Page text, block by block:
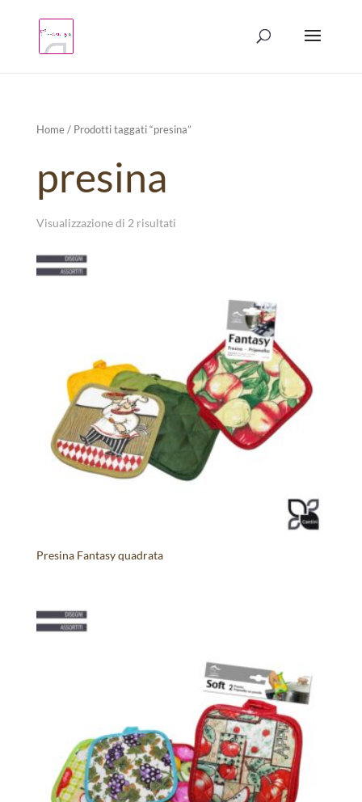
Home/ Prodotti taggati “presina”
presina
Visualizzazione di 2 risultati
Presina Fantasy quadrata